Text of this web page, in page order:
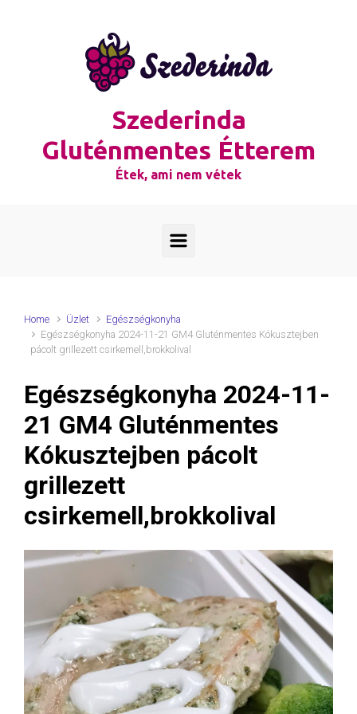
Szederinda
Gluténmentes Étterem
Étek, ami nem vétek
Home Üzlet
Egészségkonyha
Egészségkonyha 2024-11-21 GM4 Gluténmentes Kókusztejben
pácolt grillezett csirkemell,brokkolival
Egészségkonyha 2024-11-
21 GM4 Gluténmentes
Kókusztejben pácolt
grillezett
csirkemell,brokkolival